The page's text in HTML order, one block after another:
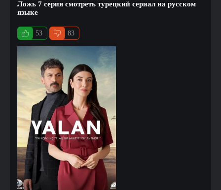
Ложь 7 серия смотреть турецкий сериал на русском
языке
53 83